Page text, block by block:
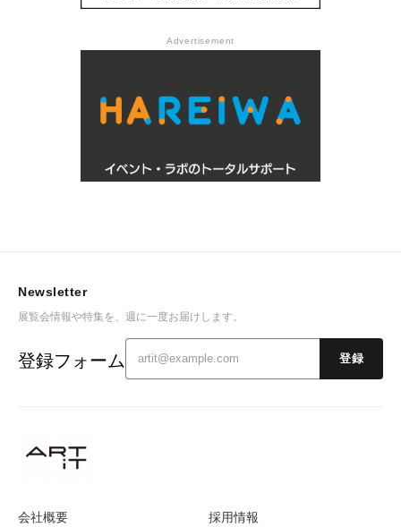
Advertisement
会社概要 採用情報
Newsletter
展覧会情報や特集を、週に一度お届けします。
登録フォーム 登録